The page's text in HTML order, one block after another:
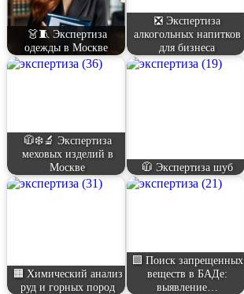
👗🧵 Экспертиза
одежды в Москве
❎ Экспертиза
алкогольных напитков
для бизнеса
🧥❄️🔬 Экспертиза
меховых изделий в
Москве
🧥 Экспертиза шуб
🟧 Химический анализ
руд и горных пород
🟩 Поиск запрещенных
веществ в БАДе:
выявление…